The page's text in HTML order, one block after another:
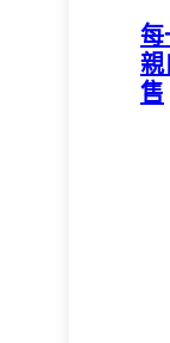
每
親
售